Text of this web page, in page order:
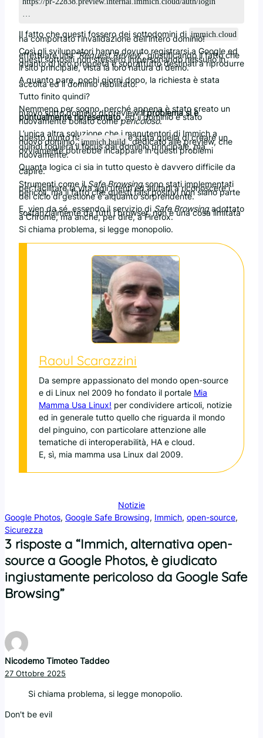
Il fatto che questi fossero dei sottodomini di immich.cloud
ha comportato l’invalidazione dell’intero dominio!
Così gli sviluppatori hanno dovuto registrarsi a Google ed
effettuare una “Request Review“, giustificando il fatto che
questi sottositi non stessero impersonando nessuno in
quanto di loro proprietà e soprattutto destinati a riprodurre
il sito principale, vista la loro natura di demo.
A quanto pare, pochi giorni dopo, la richiesta è stata
accolta ed il dominio riabilitato.
Tutto finito quindi?
Nemmeno per sogno, perché appena è stato creato un
nuovo sotto dominio di previewil problema si è
puntualmente ripresentato, ed il dominio è stato
nuovamente bollato comepericoloso.
L’unica altra soluzione che i manutentori di Immich a
questo punto hanno trovato è stata quella di creare un
nuovo dominio,immich.build , dedicato alle preview, che
quindi toglierà il focus dal dominio principale, ma
ovviamente potrebbe incappare in questi problemi
nuovamente.
Quanta logica ci sia in tutto questo è davvero difficile da
capire.
Strumenti come ilSafe Browsingsono stati implementati
per facilitare la vita agli utenti ed aiutarli a riconoscere i
pericoli, ma il fatto che questi falsi positivi non siano parte
del ciclo di gestione è alquanto sorprendente.
E, vien da sé, essendo il servizio di Safe Browsingadottato
sostanzialmente da tutti i browser, non è una cosa limitata
a Chrome, ma anche, per dire, a Firefox.
Si chiama problema, si legge monopolio.
Raoul Scarazzini
Da sempre appassionato del mondo open-source
e di Linux nel 2009 ho fondato il portale Mia
Mamma Usa Linux! per condividere articoli, notizie
ed in generale tutto quello che riguarda il mondo
del pinguino, con particolare attenzione alle
tematiche di interoperabilità, HA e cloud.
E, sì, mia mamma usa Linux dal 2009.
Notizie
Google Photos, Google Safe Browsing, Immich, open-source
Sicurezza
3 risposte a “Immich, alternativa open-
source a Google Photos, è giudicato
ingiustamente pericoloso da Google Safe
Browsing”
Nicodemo Timoteo Taddeo
27 Ottobre 2025
Si chiama problema, si legge monopolio.
Don't be evil